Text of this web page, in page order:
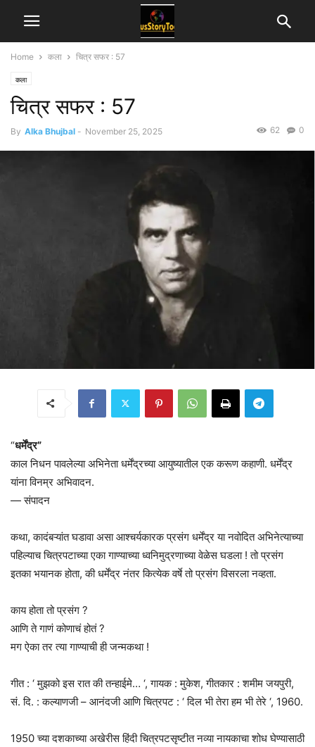
Home कला चित्र सफर : 57
कला
चित्र सफर : 57
By Alka Bhujbal - November 25, 2025 0
62
“धर्मेंद्र”
काल निधन पावलेल्या अभिनेता धर्मेंद्रच्या आयुष्यातील एक करूण कहाणी. धर्मेंद्र
यांना विनम्र अभिवादन.
— संपादन
कथा, कादंबऱ्यांत घडावा असा आश्चर्यकारक प्रसंग धर्मेंद्र या नवोदित अभिनेत्याच्या
पहिल्याच चित्रपटाच्या एका गाण्याच्या ध्वनिमुद्रणाच्या वेळेस घडला ! तो प्रसंग
इतका भयानक होता, की धर्मेंद्र नंतर कित्येक वर्षे तो प्रसंग विसरला नव्हता.
काय होता तो प्रसंग ?
आणि ते गाणं कोणाचं होतं ?
मग ऐका तर त्या गाण्याची ही जन्मकथा !
गीत : ‘ मुझको इस रात की तन्हाईमे… ‘, गायक : मुकेश, गीतकार : शमीम जयपुरी,
सं. दि. : कल्याणजी – आनंदजी आणि चित्रपट : ‘ दिल भी तेरा हम भी तेरे ‘, 1960.
1950 च्या दशकाच्या अखेरीस हिंदी चित्रपटसृष्टीत नव्या नायकाचा शोध घेण्यासाठी